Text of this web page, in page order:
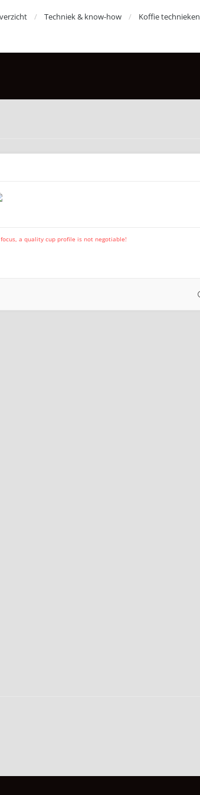
Techniek & know-how Koffie technieken
a quality cup profile is not negotiable!